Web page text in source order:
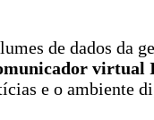
de dados da
virtual
e o ambiente